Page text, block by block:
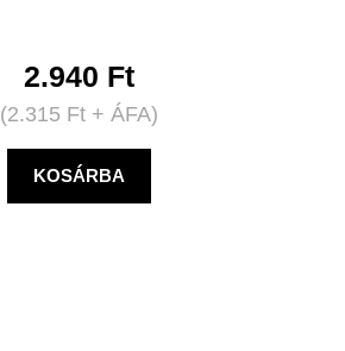
2.940 Ft
(2.315 Ft+ ÁFA)
KOSÁRBA